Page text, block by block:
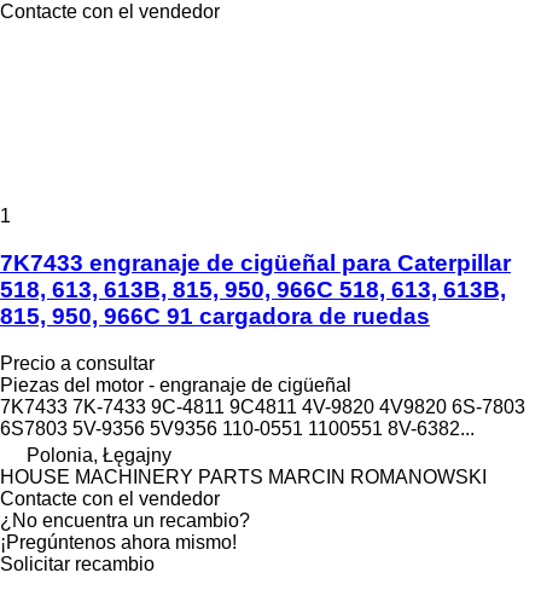
Contacte con el vendedor
1
7K7433 engranaje de cigüeñal para Caterpillar
518, 613, 613B, 815, 950, 966C 518, 613, 613B,
815, 950, 966C 91 cargadora de ruedas
Precio a consultar
Piezas del motor - engranaje de cigüeñal
7K7433 7K-7433 9C-4811 9C4811 4V-9820 4V9820 6S-7803
6S7803 5V-9356 5V9356 110-0551 1100551 8V-6382...
Polonia, Łęgajny
HOUSE MACHINERY PARTS MARCIN ROMANOWSKI
Contacte con el vendedor
¿No encuentra un recambio?
¡Pregúntenos ahora mismo!
Solicitar recambio